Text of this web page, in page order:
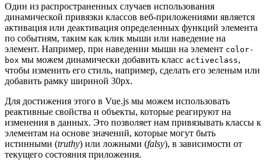
Один из распространенных случаев использования
динамической привязки классов веб-приложениями является
активация или деактивация определенных функций элемента
по событиям, таким как клик мыши или наведение на
элемент. Например, при наведении мыши на элемент color-
box мы можем динамически добавить класс activeclass,
чтобы изменить его стиль, например, сделать его зеленым или
добавить рамку шириной 30px.
Для достижения этого в Vue.js мы можем использовать
реактивные свойства и объекты, которые реагируют на
изменения в данных. Это позволяет нам привязывать классы к
элементам на основе значений, которые могут быть
истинными (truthy) или ложными (falsy), в зависимости от
текущего состояния приложения.